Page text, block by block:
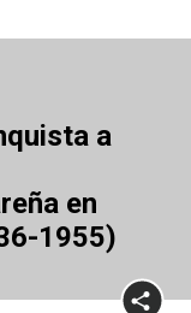
a
en
1955)